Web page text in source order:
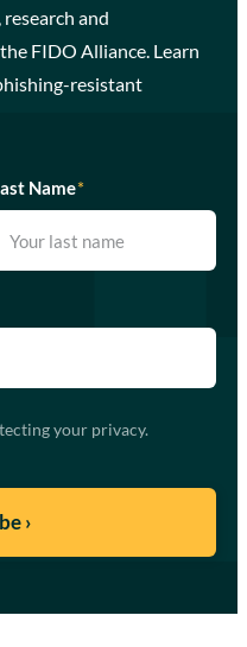
and
FIDO Alliance. Learn
resistant
Name*
your privacy.